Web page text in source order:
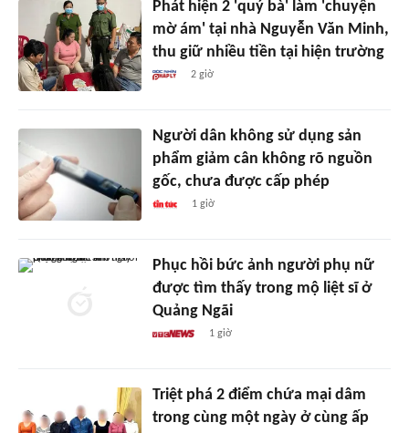
Phát hiện 2 'quý bà' làm 'chuyện
mờ ám' tại nhà Nguyễn Văn Minh,
thu giữ nhiều tiền tại hiện trường
2 giờ
Người dân không sử dụng sản
phẩm giảm cân không rõ nguồn
gốc, chưa được cấp phép
1 giờ
Phục hồi bức ảnh người phụ nữ
được tìm thấy trong mộ liệt sĩ ở
Quảng Ngãi
1 giờ
Triệt phá 2 điểm chứa mại dâm
trong cùng một ngày ở cùng ấp